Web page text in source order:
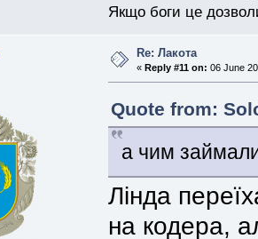
Якщо боги це
Re: Лакота
«Reply #11 on: 06 June
Quote from:
а чим
Лінда
на кодера,